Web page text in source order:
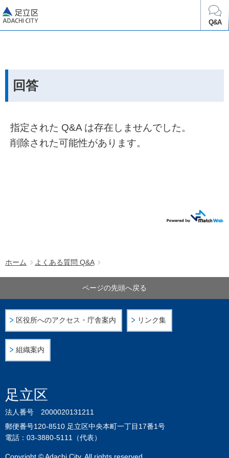
Q&A
ホーム よくある質問 Q&A
回答
指定された Q&A は存在しませんでした。
削除された可能性があります。
足立区
法人番号 2000020131211
郵便番号120-8510 足立区中央本町一丁目17番1号
電話：03-3880-5111（代表）
区役所へのアクセス・庁舎案内 リンク集
組織案内
ページの先頭へ戻る